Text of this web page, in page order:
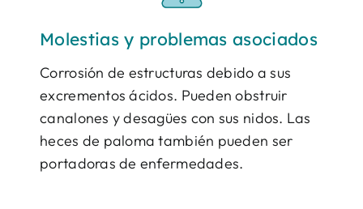
Molestias y problemas asociados
Corrosión de estructuras debido a sus
excrementos ácidos. Pueden obstruir
canalones y desagües con sus nidos. Las
heces de paloma también pueden ser
portadoras de enfermedades.